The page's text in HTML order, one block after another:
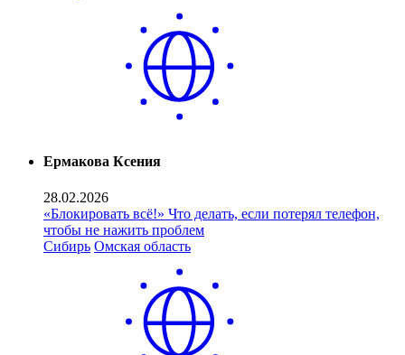
Ермакова Ксения
28.02.2026
«Блокировать всё!» Что делать, если потерял телефон,
чтобы не нажить проблем
Сибирь Омская область